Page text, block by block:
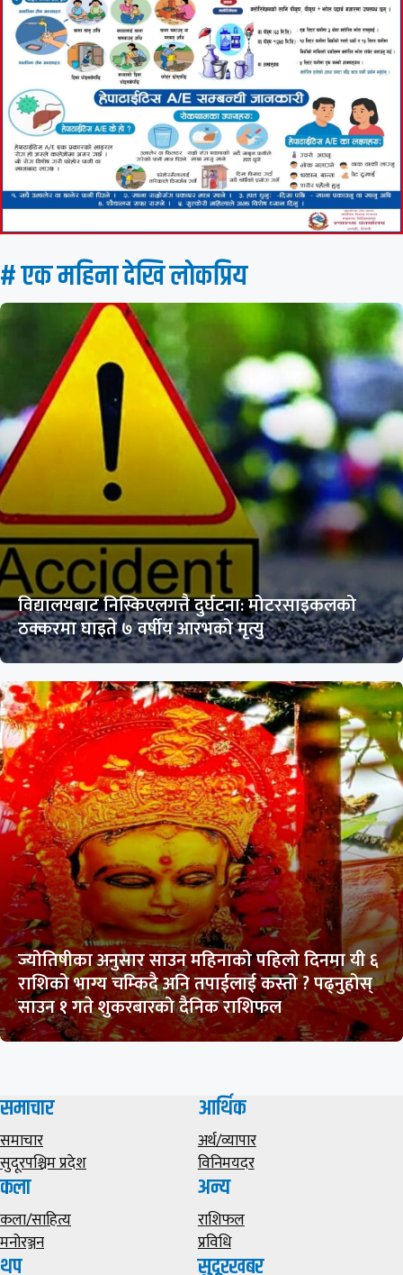
# एक महिना देखि लाेकप्रिय
विद्यालयबाट निस्किएलगत्तै दुर्घटना: मोटरसाइकलको
ठक्करमा घाइते ७ वर्षीय आरभको मृत्यु
ज्योतिषीका अनुसार साउन महिनाको पहिलो दिनमा यी ६
राशिको भाग्य चम्किदै अनि तपाईलाई कस्तो ? पढ्नुहोस्
साउन १ गते शुकरबारको दैनिक राशिफल
समाचार
समाचार
सुदूरपश्चिम प्रदेश
आर्थिक
अर्थ/व्यापार
विनिमयदर
कला
कला/साहित्य
मनोरञ्जन
अन्य
राशिफल
प्रविधि
थप सुदूरखबर